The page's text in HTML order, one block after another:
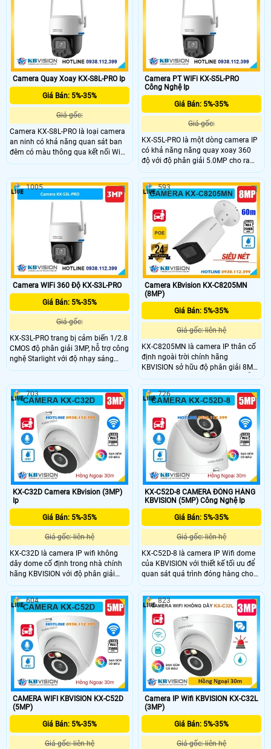
vào ban đên.
Camera Quay Xoay KX-S8L-PRO Ip
Giá Bán: 5%-35%
Giá gốc:
Camera KX-S8L-PRO là loại camera
an ninh có khả năng quan sát ban
đêm có màu thông qua kết nối Wifi.
Hình ảnh sắc nét, chất lượng với
Khả năng chống ngược sáng DWDR
120db, lắp đặt trong nhà hiệu quả
hơn. Sử dụng chip xử lý hình ảnh
cảm biến CMOS giúp tái tạo hình
ảnh sinh động.
Camera PT WIFi KX-S5L-PRO
Công Nghệ Ip
Giá Bán: 5%-35%
Giá gốc:
KX-S5L-PRO là một dòng camera IP
có khả năng năng quay xoay 360
độ với độ phân giải 5.0MP cho ra
hình ảnh 3K siêu nét, Với độ nhạy
sáng cực thấp 0.0005 Lux, khả năng
chống ngược sáng WDR 120dB
Camera WIFi 360 Độ KX-S3L-PRO
Giá Bán: 5%-35%
Giá gốc:
KX-S3L-PRO trang bị cảm biến 1/2.8
CMOS độ phân giải 3MP, hỗ trợ công
nghệ Starlight với độ nhạy sáng
0.0005 lux @ F1.0, Kèm theo đấy
giúp nhìn có màu vào ban đêm với
khoảng cách 30m.
1005
Camera KBvision KX-C8205MN
(8MP)
Giá Bán: 5%-35%
Giá gốc: liên hệ
KX-C8205MN là camera IP thân cố
định ngoài trời chính hãng
KBVISION sở hữu độ phân giải 8MP
cho hình ảnh siêu nét. Camera hỗ
trợ hồng ngoại ban đêm lên đến
60m, có khe cắm thẻ nhớ tối đa
256GB, tính năng phân biệt người và
xe, cấp nguồn qua POE. Với thiết kế
vỏ kim loại chắc chắn đạt chuẩn
chống nước IP67, KX-C8205MN là
lựa chọn giá rẻ, bền bỉ và hiệu quả
cho mọi công trình.
593
KX-C32D Camera KBvision (3MP)
Ip
Giá Bán: 5%-35%
Giá gốc: liên hệ
KX-C32D là camera IP wifi không
dây dome cố định trong nhà chính
hãng KBVISION với độ phân giải
3MP cho hình ảnh sắc nét. Camera
hỗ trợ hồng ngoại 30m, ánh sáng
kép full color, khe cắm thẻ nhớ lên
đến 256GB và khả năng phân biệt
người, xe chính xác. Với chuẩn
kháng nước IP67 và mức giá rẻ đây
là lựa chọn lý tưởng cho giám sát
an ninh gia đình, văn phòng, cửa
hàng,...
703
KX-C52D-8 CAMERA ĐÓNG HÀNG
KBVISION (5MP) Công Nghệ Ip
Giá Bán: 5%-35%
Giá gốc: liên hệ
KX-C52D-8 là camera IP Wifi dome
của KBVISION với thiết kế tối ưu để
quan sát quá trình đóng hàng cho
đơn Shopee, Lazada, Tiktok,... có độ
phân giải 5MP hồng ngoại 30m và
công nghệ ánh sáng kép Full Color.
Camera hỗ trợ khe cắm thẻ nhớ lên
đến 256GB, tích hợp tính năng phân
biệt người và xe thông minh, giúp
giám sát hiệu quả và chính xác
chuẩn chống nước IP67 giá rẻ.
726
CAMERA WIFI KBVISION KX-C52D
(5MP)
Giá Bán: 5%-35%
Giá gốc: liên hệ
604
Camera IP Wifi KBVISION KX-C32L
(3MP)
Giá Bán: 5%-35%
Giá gốc: liên hệ
823